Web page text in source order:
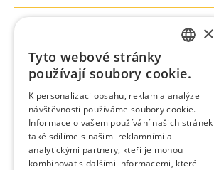
ENGLISH
×
Tyto webové stránky
používají soubory cookie.
K personalizaci obsahu, reklam a analýze
návštěvnosti používáme soubory cookie.
Informace o vašem používání našich stránek
také sdílíme s našimi reklamními a
analytickými partnery, kteří je mohou
kombinovat s dalšími informacemi, které